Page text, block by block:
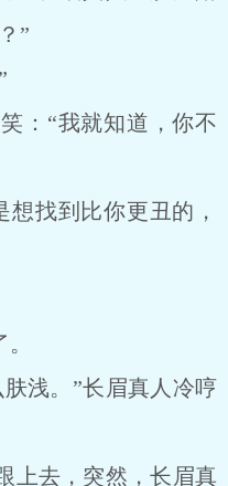
”
“我就知道，你不
找到比你更丑的，
浅。”长眉真人冷哼
去，突然，长眉真